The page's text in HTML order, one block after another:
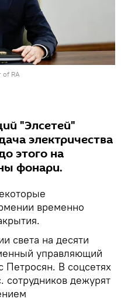
of RA
"Элсетей"
электричества
этого на
фонари.
временно
света на десяти
управляющий
В соцсетях
сотрудников дежурят